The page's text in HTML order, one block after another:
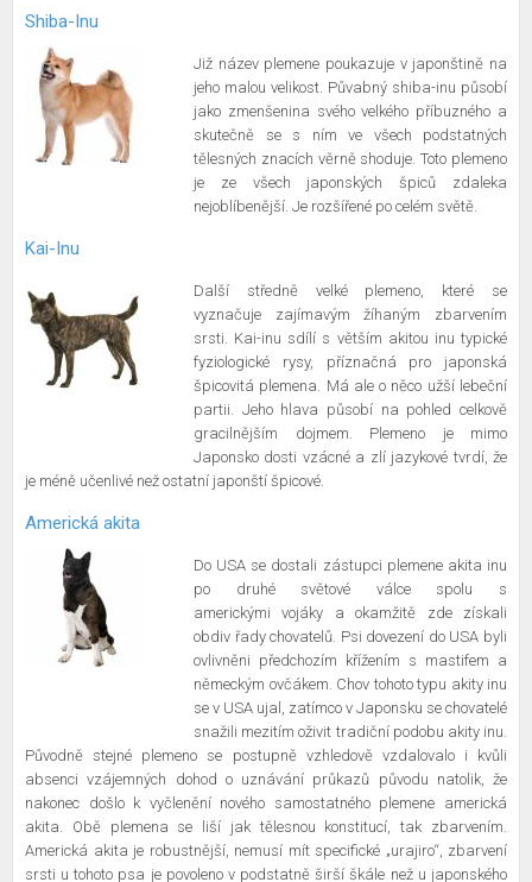
Shiba-Inu
Již název plemene poukazuje v japonštině na
jeho malou velikost. Půvabný shiba-inu působí
jako zmenšenina svého velkého příbuzného a
skutečně se s ním ve všech podstatných
tělesných znacích věrně shoduje. Toto plemeno
je ze všech japonských špiců zdaleka
nejoblíbenější. Je rozšířené po celém světě.
Kai-Inu
Další středně velké plemeno, které se
vyznačuje zajímavým žíhaným zbarvením
srsti. Kai-inu sdílí s větším akitou inu typické
fyziologické rysy, příznačná pro japonská
špicovitá plemena. Má ale o něco užší lebeční
partii. Jeho hlava působí na pohled celkově
gracilnějším dojmem. Plemeno je mimo
Japonsko dosti vzácné a zlí jazykové tvrdí, že
je méně učenlivé než ostatní japonští špicové.
Americká akita
Do USA se dostali zástupci plemene akita inu
po druhé světové válce spolu s
americkými vojáky a okamžitě zde získali
obdiv řady chovatelů. Psi dovezení do USA byli
ovlivněni předchozím křížením s mastifem a
německým ovčákem. Chov tohoto typu akity inu
se v USA ujal, zatímco v Japonsku se chovatelé
snažili mezitím oživit tradiční podobu akity inu.
Původně stejné plemeno se postupně vzhledově vzdalovalo i kvůli
absenci vzájemných dohod o uznávání průkazů původu natolik, že
nakonec došlo k vyčlenění nového samostatného plemene americká
akita. Obě plemena se liší jak tělesnou konstitucí, tak zbarvením.
Americká akita je robustnější, nemusí mít specifické „urajiro“, zbarvení
srsti u tohoto psa je povoleno v podstatně širší škále než u japonského